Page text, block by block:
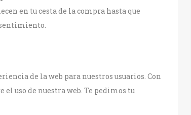
en tu cesta de la compra hasta que
de la web para nuestros usuarios. Con
uso de nuestra web. Te pedimos tu